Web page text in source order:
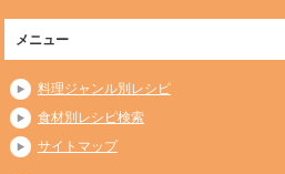
メニュー
料理ジャンル別レシピ
食材別レシピ検索
サイトマップ